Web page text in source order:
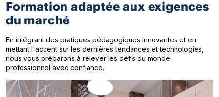
Formation adaptée aux exigences
du marché
En intégrant des pratiques pédagogiques innovantes et en
mettant l'accent sur les dernières tendances et technologies,
nous vous préparons à relever les défis du monde
professionnel avec confiance.